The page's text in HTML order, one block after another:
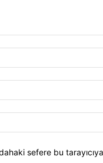
sefere bu